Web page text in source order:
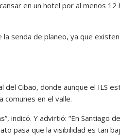
en un hotel por al menos
senda de planeo, ya que
Cibao, donde aunque el ILS
comunes en el valle.
indicó. Y advirtió: “En Santiago
pasa que la visibilidad es tan